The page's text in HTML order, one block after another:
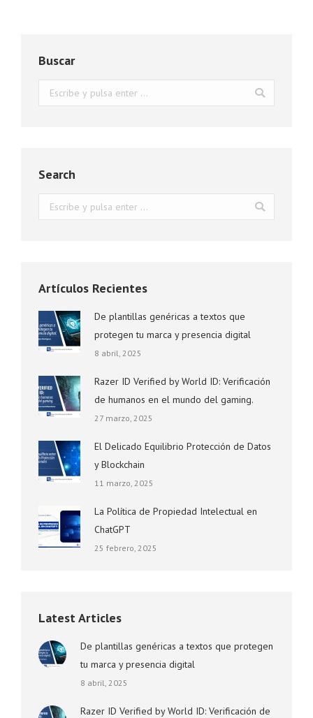
Buscar
Buscar:
Search
Buscar:
Artículos Recientes
De plantillas genéricas a textos que
protegen tu marca y presencia digital
8 abril, 2025
Razer ID Verified by World ID: Verificación
de humanos en el mundo del gaming.
27 marzo, 2025
El Delicado Equilibrio Protección de Datos
y Blockchain
11 marzo, 2025
La Política de Propiedad Intelectual en
ChatGPT
25 febrero, 2025
Latest Articles
De plantillas genéricas a textos que protegen
tu marca y presencia digital
8 abril, 2025
Razer ID Verified by World ID: Verificación de